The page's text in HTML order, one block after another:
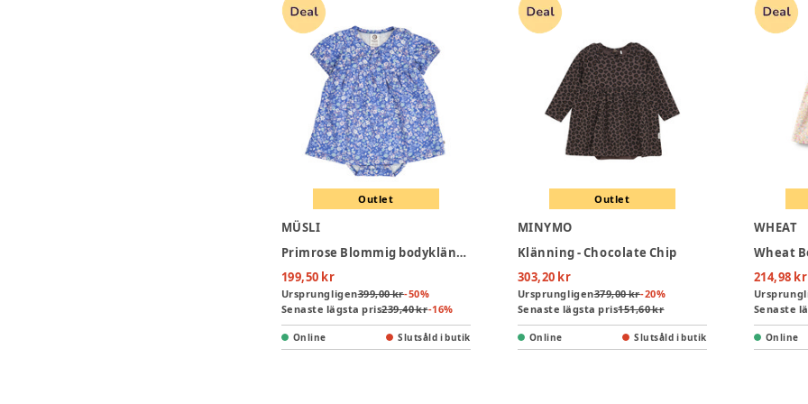
Outlet
MÜSLI
Primrose Blommig bodyklänning - Azure blue/ Nectar/ Tofu
199,50 kr
Ursprungligen399,00 kr-50%
Senaste lägsta pris239,40 kr-16%
Online Slutsåld i butik
Outlet
MINYMO
Klänning - Chocolate Chip
303,20 kr
Ursprungligen379,00 kr-20%
Senaste lägsta pris151,60 kr
Online Slutsåld i butik
WHEAT
214,98 kr
Senaste
Online